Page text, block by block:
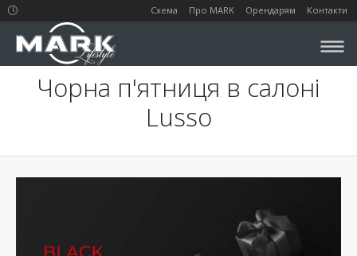
Схема Про MARK Орендарям Контакти
Чорна п'ятниця в салоні
Lusso